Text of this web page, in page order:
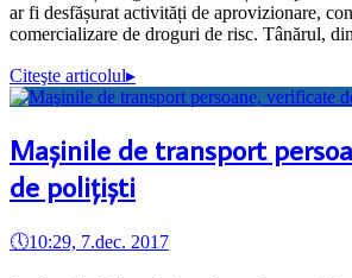
ar fi desfășurat activități de aprovizionare,
comercializare de droguri de risc. Tânărul,
Citeşte articolul▸
Maşinile de transport
de poliţişti
🕔10:29, 7.dec. 2017